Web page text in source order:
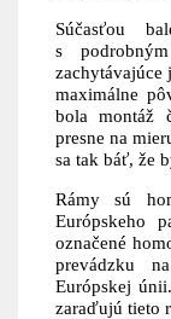
Súčasťou
s
zachytávajúce
maximálne
bola montáž
presne na
sa tak báť, že
Rámy sú
Európskeho
označené
prevádzku
Európskej
zaraďujú tieto